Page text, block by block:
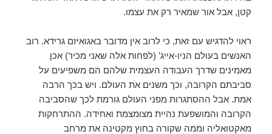
קטן, אבל אור שמאיר רק את עצמו.
ראוי להדגיש עם זאת, כי לרוב אין מדובר באגואיזם גרידא. רוב
האנשים בעולם הניו-אייג’ (לפחות אלה שאני מכיר) אכן
מאמינים שדרך העבודה העצמית שלהם הם משפיעים על
סביבתם הקרובה, וכך משנים את העולם. ויש בכך הרבה
אמת. אבל ההסתגרות מפני העולם גורמת לכך שהסביבה
הקרובה והמושפעת נהיית מצומצמת ואחידה. ההתרחקות
מאקטואליה וממה שקורה בחוץ מקטינה את מרחב